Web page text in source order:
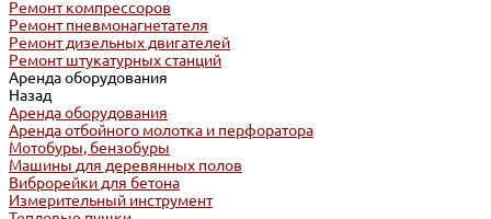
Ремонт компрессоров
Ремонт пневмонагнетателя
Ремонт дизельных двигателей
Ремонт штукатурных станций
Аренда оборудования
Назад
Аренда оборудования
Аренда отбойного молотка и перфоратора
Мотобуры, бензобуры
Машины для деревянных полов
Виброрейки для бетона
Измерительный инструмент